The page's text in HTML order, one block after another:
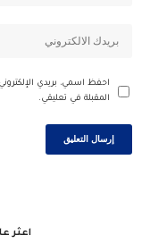
احفظ اسمي، بريدي
المقبلة في تعليقي.
اعثر